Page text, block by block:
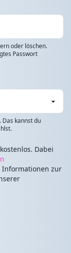
oder löschen.
Passwort
kannst du
Dabei
Informationen zur